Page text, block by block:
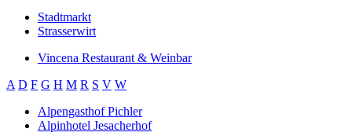
Stadtmarkt
Strasserwirt
Vincena Restaurant & Weinbar
A D F G H M R S V W
Alpengasthof Pichler
Alpinhotel Jesacherhof